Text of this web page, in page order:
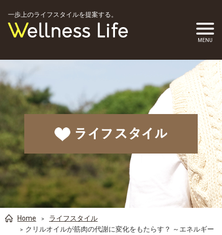
一歩上のライフスタイルを提案する。
Home
ライフスタイル
クリルオイルが筋肉の代謝に変化をもたらす？ ～エネルギー